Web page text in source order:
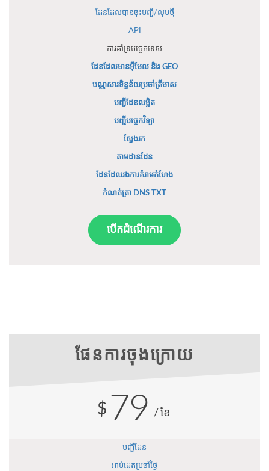
ដែនដែលបានចុះបញ្ជី/លុបថ្មី
API
ការគាំទ្របច្ចេកទេស
ដែនដែលមានអ៊ីមែល និង GEO
បណ្ណសារទិន្នន័យប្រចាំត្រីមាស
បញ្ជីដែនលម្អិត
បញ្ជីបច្ចេកវិទ្យា
ស្វែងរក
តាមដានដែន
ដែនដែលរងការគំរាមកំហែង
កំណត់ត្រា DNS TXT
បើកដំណើរការ
ផែនការចុងក្រោយ
$ 79 /ខែ
បញ្ជីដែន
អាប់ដេតប្រចាំថ្ងៃ